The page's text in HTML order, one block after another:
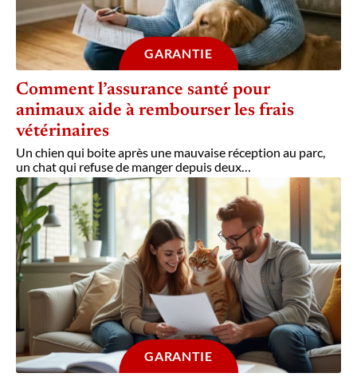
GARANTIE
Comment l’assurance santé pour
animaux aide à rembourser les frais
vétérinaires
Un chien qui boite après une mauvaise réception au parc,
un chat qui refuse de manger depuis deux…
GARANTIE